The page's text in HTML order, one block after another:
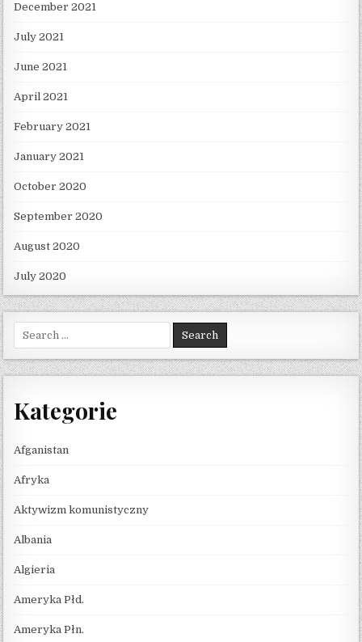
December 2021
July 2021
June 2021
April 2021
February 2021
January 2021
October 2020
September 2020
August 2020
July 2020
Search for:
Kategorie
Afganistan
Afryka
Aktywizm komunistyczny
Albania
Algieria
Ameryka Płd.
Ameryka Płn.